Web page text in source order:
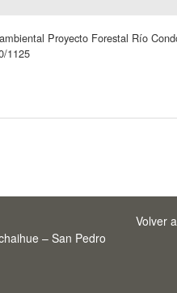
Proyecto Forestal Río
1125
– San Pedro
Volver